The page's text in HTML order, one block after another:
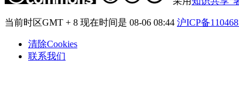
当前时区GMT + 8 现在时间是 08-06 08:44 沪ICP备
清除Cookies
联系我们